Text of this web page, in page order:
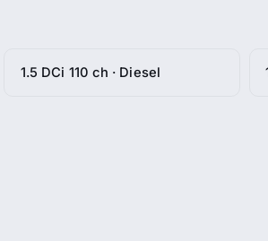
1.5 DCi 110 ch · Diesel